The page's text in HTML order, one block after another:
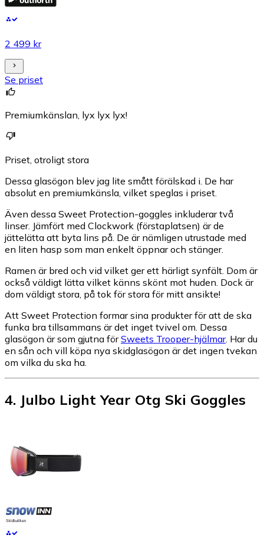
2 499 kr
Se priset
Premiumkänslan, lyx lyx lyx!
Priset, otroligt stora
Dessa glasögon blev jag lite smått förälskad i. De har
absolut en premiumkänsla, vilket speglas i priset.
Även dessa Sweet Protection-goggles inkluderar två
linser. Jämfört med Clockwork (förstaplatsen) är de
jättelätta att byta lins på. De är nämligen utrustade med
en liten hasp som man enkelt öppnar och stänger.
Ramen är bred och vid vilket ger ett härligt synfält. Dom är
också väldigt lätta vilket känns skönt mot huden. Dock är
dom väldigt stora, på tok för stora för mitt ansikte!
Att Sweet Protection formar sina produkter för att de ska
funka bra tillsammans är det inget tvivel om. Dessa
glasögon är som gjutna förSweets Trooper-hjälmar. Har du
en sån och vill köpa nya skidglasögon är det ingen tvekan
om vilka du ska ha.
4. Julbo Light Year Otg Ski Goggles